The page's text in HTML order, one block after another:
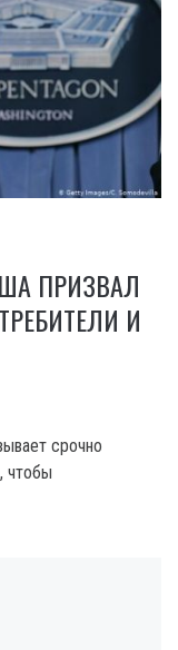
ПРИЗВАЛ
И
срочно
чтобы